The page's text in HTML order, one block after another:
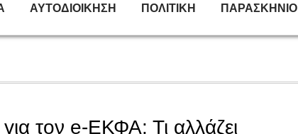
ΑΥΤΟΔΙΟΙΚΗΣΗ ΠΟΛΙΤΙΚΗ ΠΑΡΑΣΚΗΝΙΟ
τον e-ΕΚΦΑ: Τι αλλάζει